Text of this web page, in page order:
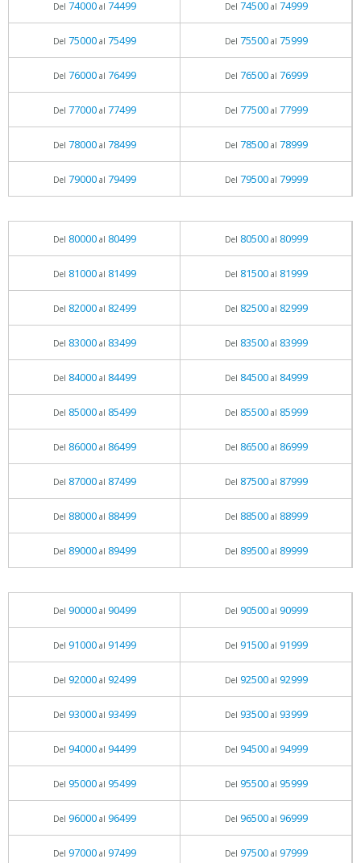
Del 74000al 74499 Del 74500al 74999
Del 75000al 75499 Del 75500al 75999
Del 76000al 76499 Del 76500al 76999
Del 77000al 77499 Del 77500al 77999
Del 78000al 78499 Del 78500al 78999
Del 79000al 79499 Del 79500al 79999
Del 80000al 80499 Del 80500al 80999
Del 81000al 81499 Del 81500al 81999
Del 82000al 82499 Del 82500al 82999
Del 83000al 83499 Del 83500al 83999
Del 84000al 84499 Del 84500al 84999
Del 85000al 85499 Del 85500al 85999
Del 86000al 86499 Del 86500al 86999
Del 87000al 87499 Del 87500al 87999
Del 88000al 88499 Del 88500al 88999
Del 89000al 89499 Del 89500al 89999
Del 90000al 90499 Del 90500al 90999
Del 91000al 91499 Del 91500al 91999
Del 92000al 92499 Del 92500al 92999
Del 93000al 93499 Del 93500al 93999
Del 94000al 94499 Del 94500al 94999
Del 95000al 95499 Del 95500al 95999
Del 96000al 96499 Del 96500al 96999
Del 97000al 97499 Del 97500al 97999